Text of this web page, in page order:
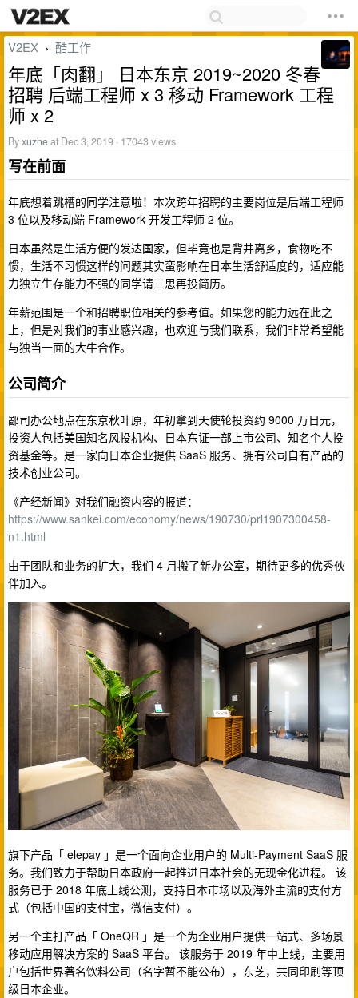
V2EX › 酷工作
年底「肉翻」 日本东京 2019~2020 冬春
招聘 后端工程师 x 3 移动 Framework 工程
师 x 2
Byxuzheat Dec 3, 2019 · 17043 views
写在前面
年底想着跳槽的同学注意啦！本次跨年招聘的主要岗位是后端工程师
3 位以及移动端 Framework 开发工程师 2 位。
日本虽然是生活方便的发达国家，但毕竟也是背井离乡，食物吃不
惯，生活不习惯这样的问题其实蛮影响在日本生活舒适度的，适应能
力独立生存能力不强的同学请三思再投简历。
年薪范围是一个和招聘职位相关的参考值。如果您的能力远在此之
上，但是对我们的事业感兴趣，也欢迎与我们联系，我们非常希望能
与独当一面的大牛合作。
公司简介
鄙司办公地点在东京秋叶原，年初拿到天使轮投资约 9000 万日元，
投资人包括美国知名风投机构、日本东证一部上市公司、知名个人投
资基金等。是一家向日本企业提供 SaaS 服务、拥有公司自有产品的
技术创业公司。
《产经新闻》对我们融资内容的报道：
https://www.sankei.com/economy/news/190730/prl1907300458-
n1.html
由于团队和业务的扩大，我们 4 月搬了新办公室，期待更多的优秀伙
伴加入。
旗下产品「 elepay 」是一个面向企业用户的 Multi-Payment SaaS 服
务。我们致力于帮助日本政府一起推进日本社会的无现金化进程。 该
服务已于 2018 年底上线公测，支持日本市场以及海外主流的支付方
式（包括中国的支付宝，微信支付）。
另一个主打产品「 OneQR 」是一个为企业用户提供一站式、多场景
移动应用解决方案的 SaaS 平台。 该服务于 2019 年中上线，主要用
户包括世界著名饮料公司（名字暂不能公布），东芝，共同印刷等顶
级日本企业。